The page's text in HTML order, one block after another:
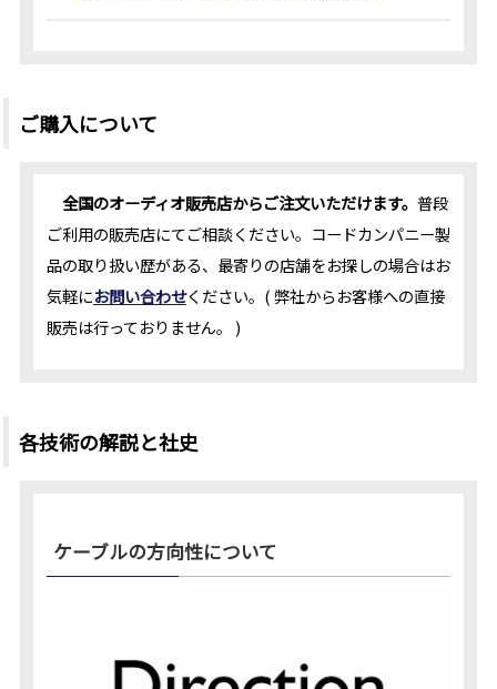
ご購入について
全国のオーディオ販売店からご注文いただけます。 普段
ご利用の販売店にてご相談ください。コードカンパニー製
品の取り扱い歴がある、最寄りの店舗をお探しの場合はお
気軽にお問い合わせください。( 弊社からお客様への直接
販売は行っておりません。 )
各技術の解説と社史
ケーブルの方向性について